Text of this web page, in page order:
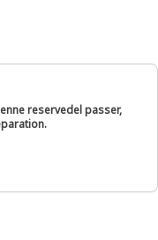
reservedel passer,